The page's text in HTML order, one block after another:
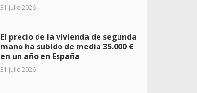
31 julio 2026
El precio de la vivienda de segunda
mano ha subido de media 35.000 €
en un año en España
31 julio 2026